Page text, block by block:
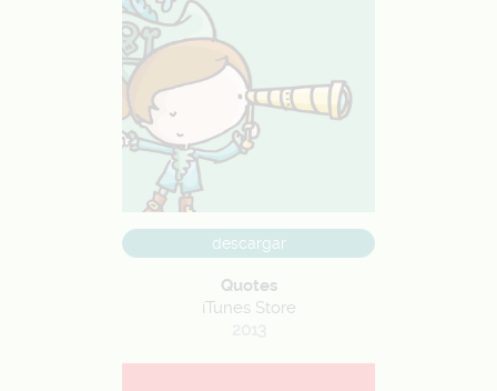
descargar
Quotes
iTunes Store